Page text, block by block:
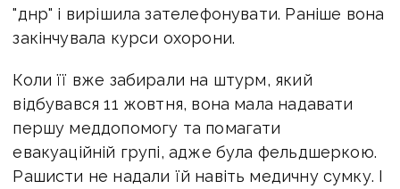
"днр" і вирішила зателефонувати. Раніше вона
закінчувала курси охорони.
Коли її вже забирали на штурм, який
відбувався 11 жовтня, вона мала надавати
першу меддопомогу та помагати
евакуаційній групі, адже була фельдшеркою.
Рашисти не надали їй навіть медичну сумку. І